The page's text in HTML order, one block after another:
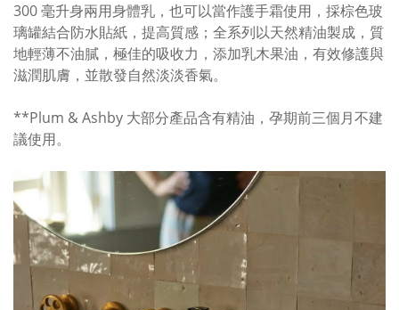
300 毫升身兩用身體乳，也可以當作護手霜使用，採棕色玻
璃罐結合防水貼紙，提高質感；全系列以天然精油製成，質
地輕薄不油膩，極佳的吸收力，添加乳木果油，有效修護與
滋潤肌膚，並散發自然淡淡香氣。
**Plum & Ashby 大部分產品含有精油，孕期前三個月不建
議使用。